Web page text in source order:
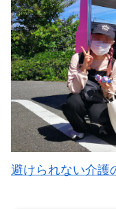
避けられない介護